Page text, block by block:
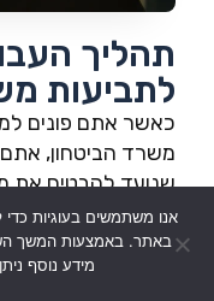
תהליך
לתביעות
משרד הביטחון, אתם
שנועד להבטיח את
המתמחים בתביעות
אתכם בכל שלב
וואטסאפ
אנו משתמשים בעוגיות
באתר. באמצעות המשך
מידע נוסף